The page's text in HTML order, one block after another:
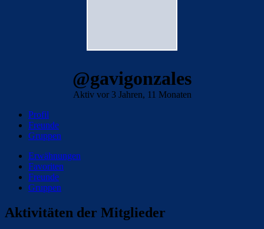
@gavigonzales
Aktiv vor 3 Jahren, 11 Monaten
Profil
Freunde
Gruppen
Erwähnungen
Favoriten
Freunde
Gruppen
Aktivitäten der Mitglieder